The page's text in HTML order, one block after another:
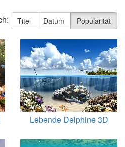
Titel Datum Popularität
Lebende Delphine 3D